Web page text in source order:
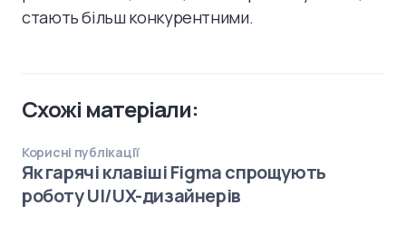
стають більш конкурентними.
Схожі матеріали:
Корисні публікації
Як гарячі клавіші Figma спрощують
роботу UI/UX-дизайнерів